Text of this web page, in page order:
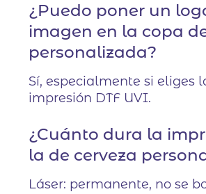
¿Puedo poner un
imagen en la copa
personalizada?
Sí, especialmente si eliges
impresión DTF UVI.
¿Cuánto dura la
la de cerveza
Láser: permanente, no se